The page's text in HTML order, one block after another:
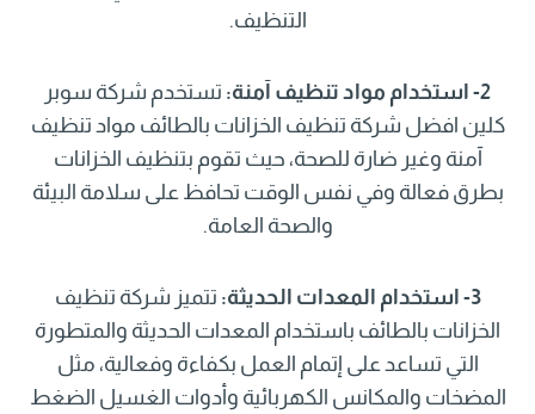
التنظيف.
2- استخدام مواد تنظيف آمنة:
تستخدم شركة سوبر
كلين افضل شركة تنظيف الخزانات بالطائف مواد تنظيف
آمنة وغير ضارة للصحة، حيث تقوم بتنظيف الخزانات
بطرق فعالة وفي نفس الوقت تحافظ على سلامة البيئة
والصحة العامة.
3- استخدام المعدات الحديثة:
تتميز شركة تنظيف
الخزانات بالطائف باستخدام المعدات الحديثة والمتطورة
التي تساعد على إتمام العمل بكفاءة وفعالية، مثل
المضخات والمكانس الكهربائية وأدوات الغسيل الضغط